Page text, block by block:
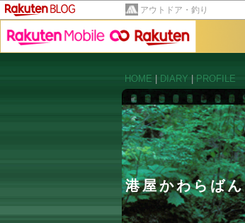
アウトドア・釣り
HOME
DIARY PROFILE
港屋かわらばん